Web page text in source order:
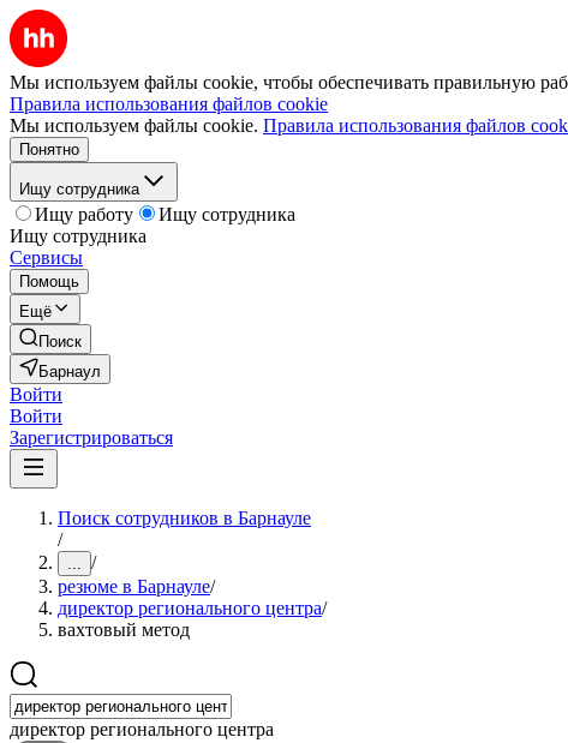
Мы используем файлы cookie, чтобы обеспечивать правильную
Правила использования файлов cookie
Мы используем файлы cookie. Правила использования файлов
Понятно
Ищу сотрудника
Ищу работу
Ищу сотрудника
Ищу сотрудника
Сервисы
Помощь
Ещё
Поиск
Барнаул
Войти
Войти
Зарегистрироваться
Поиск сотрудников в Барнауле
/
... /
резюме в Барнауле/
директор регионального центра/
вахтовый метод
директор регионального центра